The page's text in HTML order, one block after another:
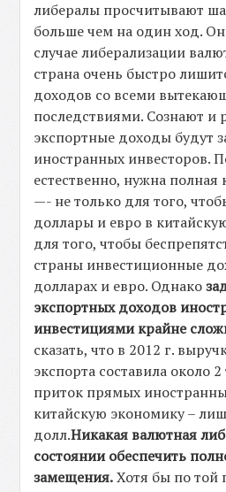
либералы просчитывают
больше чем на один ход.
случае либерализации
страна очень быстро
доходов со всеми
последствиями. Сознают и
экспортные доходы будут
иностранных инвесторов.
естественно, нужна
—- не только для того,
доллары и евро в
для того, чтобы
страны инвестиционные
долларах и евро. Однако
экспортных доходов
инвестициями крайне
сказать, что в 2012 г.
экспорта составила около
приток прямых
китайскую экономику –
долл.Никакая валютная
состоянии обеспечить
замещения.Хотя бы по той